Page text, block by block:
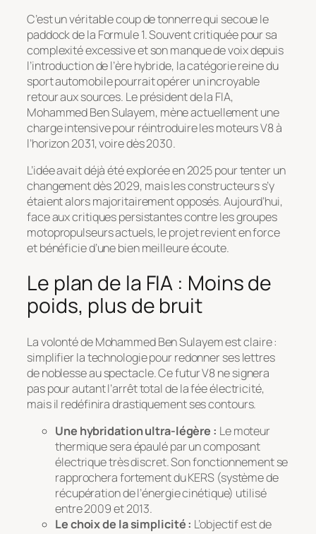
C’est un véritable coup de tonnerre qui secoue le
paddock de la Formule 1. Souvent critiquée pour sa
complexité excessive et son manque de voix depuis
l’introduction de l’ère hybride, la catégorie reine du
sport automobile pourrait opérer un incroyable
retour aux sources. Le président de la FIA,
Mohammed Ben Sulayem, mène actuellement une
charge intensive pour réintroduire les moteurs V8 à
l’horizon 2031, voire dès 2030.
L’idée avait déjà été explorée en 2025 pour tenter un
changement dès 2029, mais les constructeurs s’y
étaient alors majoritairement opposés. Aujourd’hui,
face aux critiques persistantes contre les groupes
motopropulseurs actuels, le projet revient en force
et bénéficie d’une bien meilleure écoute.
Le plan de la FIA : Moins de
poids, plus de bruit
La volonté de Mohammed Ben Sulayem est claire :
simplifier la technologie pour redonner ses lettres
de noblesse au spectacle. Ce futur V8 ne signera
pas pour autant l’arrêt total de la fée électricité,
mais il redéfinira drastiquement ses contours.
Une hybridation ultra-légère : Le moteur
thermique sera épaulé par un composant
électrique très discret. Son fonctionnement se
rapprochera fortement du KERS (système de
récupération de l’énergie cinétique) utilisé
entre 2009 et 2013.
Le choix de la simplicité : L’objectif est de